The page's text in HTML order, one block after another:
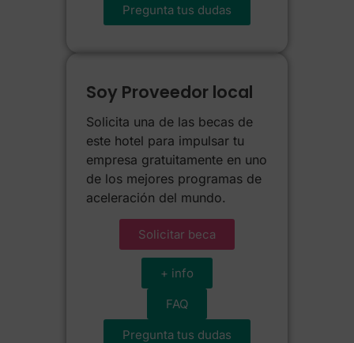
Pregunta tus dudas
Soy Proveedor local
Solicita una de las becas de
este hotel para impulsar tu
empresa gratuitamente en uno
de los mejores programas de
aceleración del mundo.
Solicitar beca
+ info
FAQ
Pregunta tus dudas